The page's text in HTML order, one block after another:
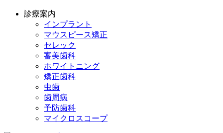
診療案内
インプラント
マウスピース矯正
セレック
審美歯科
ホワイトニング
矯正歯科
虫歯
歯周病
予防歯科
マイクロスコープ